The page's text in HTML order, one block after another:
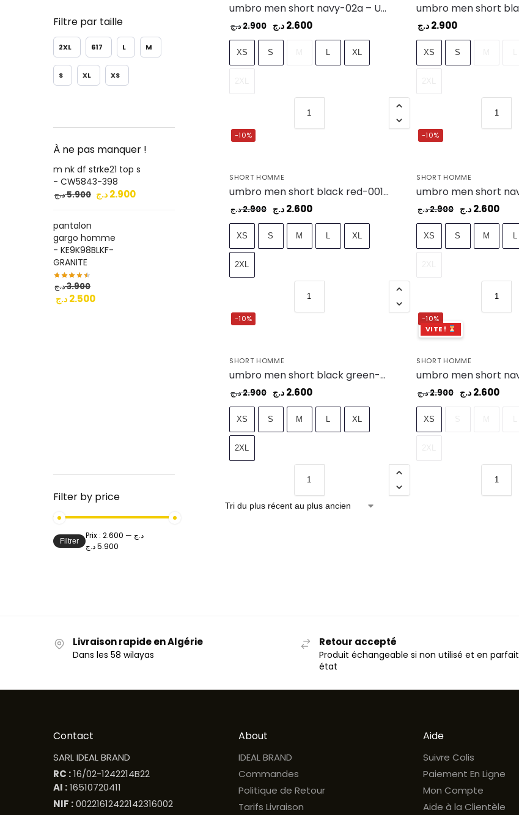
umbro men short navy-02a – UAA241M101-02A
2.900د.ج 2.600 د.ج
XS S L XL
2.900 د.ج
XS S
-10%
SHORT HOMME
umbro men short black red-001 – UAA241M110-001
2.900د.ج 2.600 د.ج
XS S M L XL
2XL
-10%
SHORT HOMME
2.900د.ج 2.600 د.ج
XS S M L
-10%
SHORT HOMME
umbro men short black green-01x – UAA241M105-01X
2.900د.ج 2.600 د.ج
XS S M L XL
2XL
-10%
VITE !
SHORT HOMME
2.900د.ج 2.600 د.ج
XS
Filtre par taille
2XL 617 L M
S XL XS
À ne pas manquer !
m nk df strke21 top s
- CW5843-398
5.900د.ج 2.900 د.ج
pantalon
gargo homme
- KE9K98BLKF-
GRANITE
3.900د.ج
2.500 د.ج
Filter by price
Filtrer
Prix : 2.600 د.ج —
5.900 د.ج
Livraison rapide en Algérie
Dans les 58 wilayas
Retour accepté
Produit échangeable si non utilisé et en parfait
état
Contact
SARL IDEAL BRAND
RC :16/02-1242214B22
AI :16510720411
NIF :00221612422142316002
About
IDEAL BRAND
Commandes
Politique de Retour
Tarifs Livraison
Aide
Suivre Colis
Paiement En Ligne
Mon Compte
Aide à la Clientèle